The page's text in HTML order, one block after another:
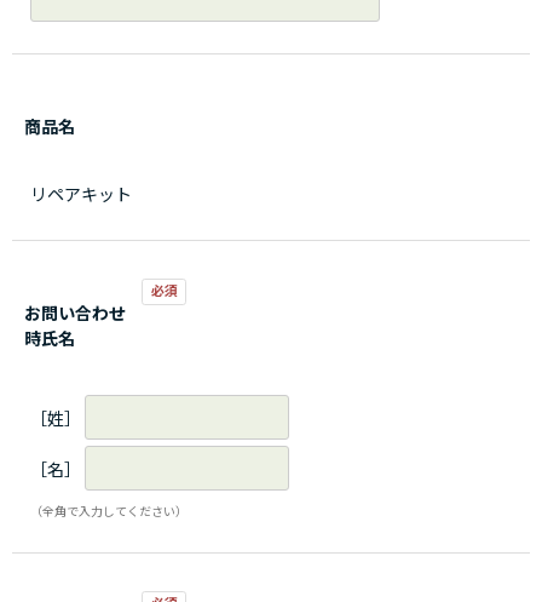
商品名
リペアキット
お問い合わせ
時氏名
［姓］
［名］
（全角で入力してください）